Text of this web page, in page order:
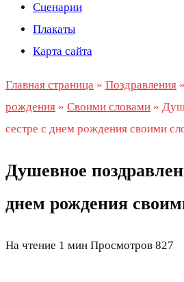
Сценарии
Плакаты
Карта сайта
Главная страница » Поздравления »
рождения » Своими словами »
сестре с днем рождения своими
Душевное
днем рождения
На чтение 1 мин Просмотров 827